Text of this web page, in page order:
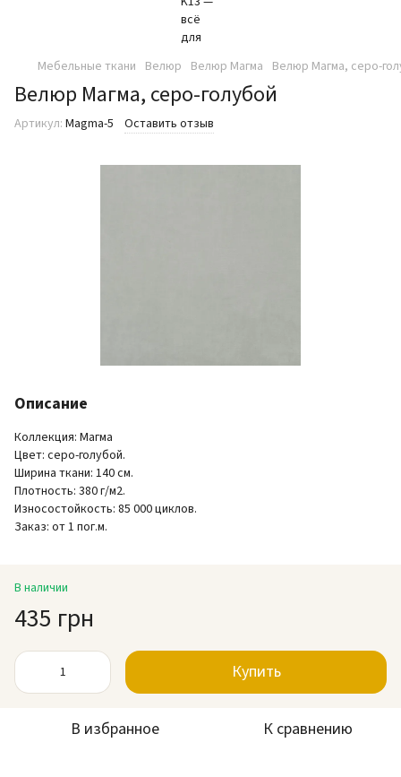
Мебельные ткани Велюр Велюр Магма Велюр Магма, серо-
Велюр Магма, серо-голубой
Артикул: Magma-5 Оставить отзыв
Описание
Коллекция: Магма
Цвет: серо-голубой.
Ширина ткани: 140 см.
Плотность: 380 г/м2.
Износостойкость: 85 000 циклов.
Заказ: от 1 пог.м.
В наличии
435 грн
Купить
В избранное К сравнению